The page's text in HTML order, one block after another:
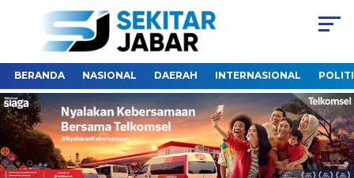
BERANDA NASIONAL DAERAH INTERNASIONAL